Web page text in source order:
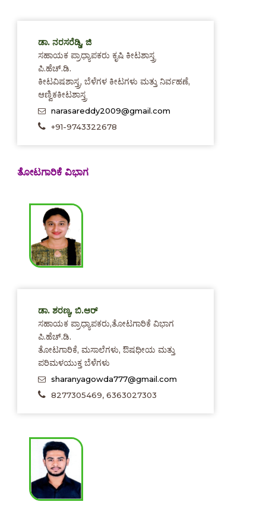
ಡಾ. ನರಸರೆಡ್ಡಿ, ಜಿ
ಸಹಾಯಕ ಪ್ರಾಧ್ಯಾಪಕರು ಕೃಷಿ ಕೀಟಶಾಸ್ತ್ರ
ಪಿ.ಹೆಚ್.ಡಿ.
ಕೀಟವಿಷಶಾಸ್ತ್ರ, ಬೆಳೆಗಳ ಕೀಟಗಳು ಮತ್ತು ನಿರ್ವಹಣೆ,
ಆಣ್ವಿಕಕೀಟಶಾಸ್ತ್ರ
narasareddy2009@gmail.com
+91-9743322678
ತೋಟಗಾರಿಕೆ ವಿಭಾಗ
ಡಾ. ಶರಣ್ಯ, ಬಿ.ಆರ್
ಸಹಾಯಕ ಪ್ರಾಧ್ಯಾಪಕರು,ತೋಟಗಾರಿಕೆ ವಿಭಾಗ
ಪಿ.ಹೆಚ್.ಡಿ.
ತೋಟಗಾರಿಕೆ, ಮಸಾಲೆಗಳು, ಔಷಧೀಯ ಮತ್ತು
ಪರಿಮಳಯುಕ್ತ ಬೆಳೆಗಳು
sharanyagowda777@gmail.com
8277305469, 6363027303